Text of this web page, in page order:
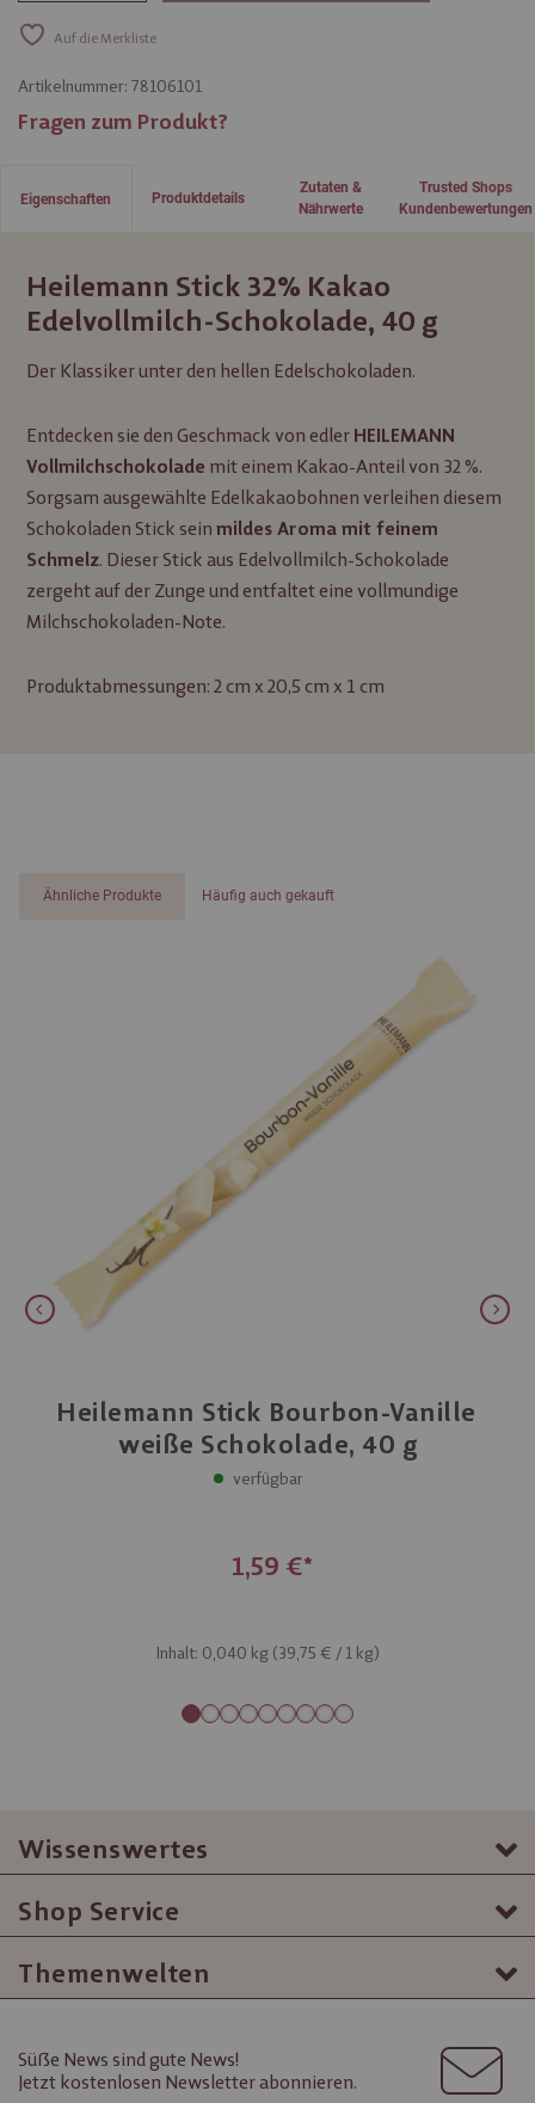
Auf die Merkliste
Artikelnummer: 78106101
Fragen zum Produkt?
Eigenschaften
Heilemann Stick 32% Kakao
Edelvollmilch-Schokolade, 40 g
Der Klassiker unter den hellen Edelschokoladen.
Entdecken sie den Geschmack von edler HEILEMANN
Vollmilchschokolade mit einem Kakao-Anteil von 32 %.
Sorgsam ausgewählte Edelkakaobohnen verleihen diesem
Schokoladen Stick seinmildes Aroma mit feinem
Schmelz. Dieser Stick aus Edelvollmilch-Schokolade
zergeht auf der Zunge und entfaltet eine vollmundige
Milchschokoladen-Note.
Produktabmessungen: 2 cm x 20,5 cm x 1 cm
Produktdetails
Zutaten &
Nährwerte
Trusted Shops
Kundenbewertungen
Ähnliche Produkte Häufig auch gekauft
Heilemann Stick Bourbon-Vanille
weiße Schokolade, 40 g
verfügbar
1,59 €
Inhalt: 0,040 kg (39,75 € / 1 kg)
Wissenswertes
Shop Service
Themenwelten
Süße News sind gute News!
Jetzt kostenlosen Newsletter abonnieren.